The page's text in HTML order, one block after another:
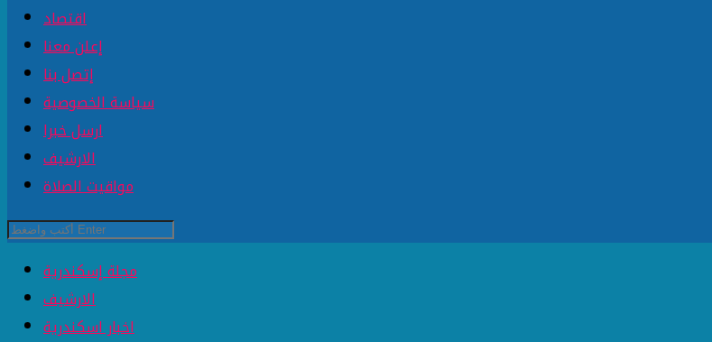
اقتصاد
إعلن معنا
إتصل بنا
سياسة الخصوصية
ارسل خبرا
الارشيف
مواقيت الصلاة
مجلة إسكندرية
الارشيف
اخبار اسكندرية